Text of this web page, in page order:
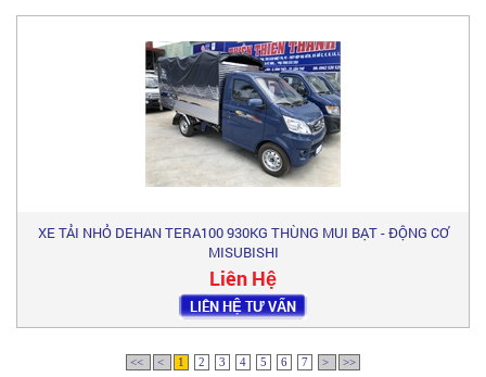
XE TẢI NHỎ DEHAN TERA100 930KG THÙNG MUI BẠT - ĐỘNG CƠ
MISUBISHI
Liên Hệ
LIÊN HỆ TƯ VẤN
<< < 1 2 3 4 5 6 7 > >>